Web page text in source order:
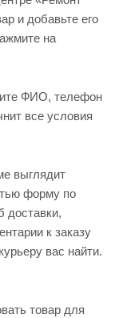
и добавьте его
на
ФИО, телефон
все условия
выглядит
форму по
доставки,
к заказу
вас найти.
товар для